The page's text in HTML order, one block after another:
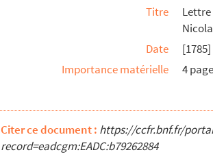
Titre
Date
[1785]
Importance matérielle
4
Citer ce document : https://ccfr.bnf.fr/
record=eadcgm:EADC:b79262884